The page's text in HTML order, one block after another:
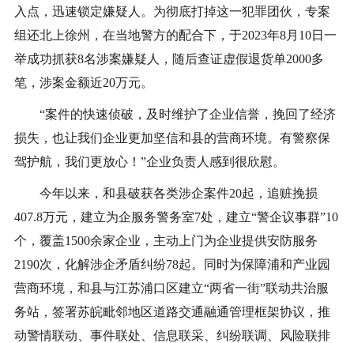
入点，迅速锁定嫌疑人。为彻底打掉这一犯罪团伙，专案
组还北上徐州，在当地警方的配合下，于2023年8月10日一
举成功抓获8名涉案嫌疑人，随后查证虚假退货单2000多
笔，涉案金额近20万元。
“案件的快速侦破，及时维护了企业信誉，挽回了经济
损失，也让我们企业更加坚信和县的营商环境。有警察保
驾护航，我们更放心！”企业负责人感到很欣慰。
今年以来，和县破获各类涉企案件20起，追赃挽损
407.8万元，建立为企服务警务室7处，建立“警企议事群”10
个，覆盖1500余家企业，主动上门为企业提供安防服务
2190次，化解涉企矛盾纠纷78起。同时为保障浦和产业园
营商环境，和县与江苏浦口区建立“两省一街”联动共治服
务站，签署苏皖毗邻地区道路交通融通管理框架协议，推
动警情联动、事件联处、信息联采、纠纷联调、风险联排